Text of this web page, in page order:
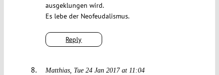
Reply
ausgeklungen wird.
Es lebe der Neofeudalismus.
Matthias Tue 24 Jan 2017 at 11:04